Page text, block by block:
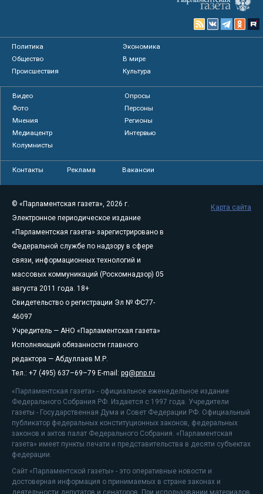
Политика
Экономика
Общество
В мире
Происшествия
Культура
Видео
Опросы
Фото
Персоны
Мнения
Регионы
Медиацентр
Интервью
Колумнисты
Контакты Реклама Вакансии
© «Парламентская газета», 2026 г.
Электронное периодическое издание
«Парламентская газета» зарегистрировано в
Федеральной службе по надзору в сфере
связи, информационных технологий и
массовых коммуникаций (Роскомнадзор) 05
августа 2011 года. 18+
Свидетельство о регистрации Эл № ФС77-
46097
Учредитель — АНО «Парламентская газета»
Исполняющий обязанности главного
редактора — Абдуллаев М.Р.
Тел.: +7 (495) 637–69–79 E-mail: pg@pnp.ru
«Парламентская газета» - официальное еженедельное издание
Федерального Собрания РФ. Издается с 1997 года. Учредители
газеты - Государственная Дума и Совет Федерации РФ. Официальный
публикатор федеральных конституционных законов, федеральных
законов и актов палат Федерального Собрания. «Парламентская
газета» имеет пункты печати и представительства в десяти субъектах
федерации.
Сайт «Парламентской газеты» - это оперативные новости и
достоверная информация о принимаемых в стране законах и
деятельности депутатов и сенаторов. При использовании материалов
Карта сайта